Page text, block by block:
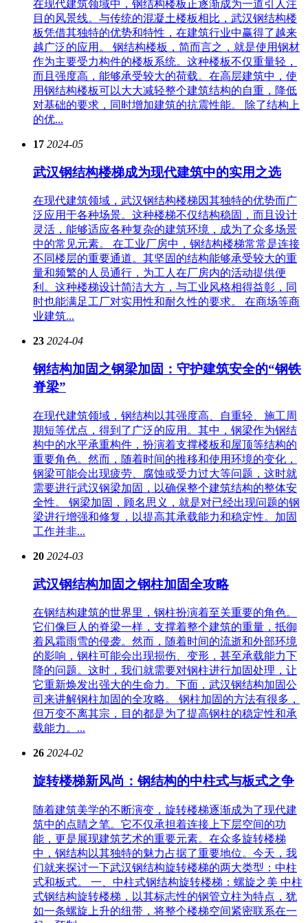
在现代建筑领域中，钢结构楼板正逐渐成为一道引人注
目的风景线。与传统的混凝土楼板相比，武汉钢结构楼
板凭借其独特的优势和特性，在建筑行业中赢得了越来
越广泛的应用。 钢结构楼板，简而言之，就是使用钢材
作为主要受力构件的楼板系统。这种楼板不仅重量轻，
而且强度高，能够承受较大的荷载。在高层建筑中，使
用钢结构楼板可以大大减轻整个建筑结构的自重，降低
对基础的要求，同时增加建筑的抗震性能。 除了结构上
的优...
17 2024-05
武汉钢结构楼梯成为现代建筑中的实用之选
在现代建筑领域，武汉钢结构楼梯因其独特的优势而广
泛应用于各种场景。这种楼梯不仅结构稳固，而且设计
灵活，能够适应各种复杂的建筑环境，成为了众多场景
中的常见元素。 在工业厂房中，钢结构楼梯常常是连接
不同楼层的重要通道。其坚固的结构能够承受较大的重
量和频繁的人员通行，为工人在厂房内的活动提供便
利。这种楼梯设计简洁大方，与工业风格相得益彰，同
时也能满足工厂对实用性和耐久性的要求。 在商场等商
业建筑...
23 2024-04
钢结构加固之钢梁加固：守护建筑安全的“钢铁
脊梁”
在现代建筑领域，钢结构以其强度高、自重轻、施工周
期短等优点，得到了广泛的应用。其中，钢梁作为钢结
构中的水平承重构件，扮演着支撑楼板和屋顶等结构的
重要角色。然而，随着时间的推移和使用环境的变化，
钢梁可能会出现疲劳、腐蚀或受力过大等问题，这时就
需要进行武汉钢梁加固，以确保整个建筑结构的整体安
全性。 钢梁加固，顾名思义，就是对已经出现问题的钢
梁进行增强和修复，以提高其承载能力和稳定性。加固
工作并非...
20 2024-03
武汉钢结构加固之钢柱加固全攻略
在钢结构建筑的世界里，钢柱扮演着至关重要的角色。
它们像巨人的脊梁一样，支撑着整个建筑的重量，抵御
着风霜雨雪的侵袭。然而，随着时间的流逝和外部环境
的影响，钢柱可能会出现损伤、变形，甚至承载能力下
降的问题。这时，我们就需要对钢柱进行加固处理，让
它重新焕发出强大的生命力。下面，武汉钢结构加固公
司来讲解钢柱加固的全攻略。 钢柱加固的方法有很多，
但万变不离其宗，目的都是为了提高钢柱的稳定性和承
载能力。...
26 2024-02
旋转楼梯新风尚：钢结构的中柱式与板式之争
随着建筑美学的不断演变，旋转楼梯逐渐成为了现代建
筑中的点睛之笔。它不仅承担着连接上下层空间的功
能，更是展现建筑艺术的重要元素。在众多旋转楼梯
中，钢结构以其独特的魅力占据了重要地位。今天，我
们就来探讨一下武汉钢结构旋转楼梯的两大类型：中柱
式和板式。 一、中柱式钢结构旋转楼梯：螺旋之美 中柱
式钢结构旋转楼梯，以其标志性的钢管立柱为特点，犹
如一条螺旋上升的纽带，将整个楼梯空间紧密联系在一